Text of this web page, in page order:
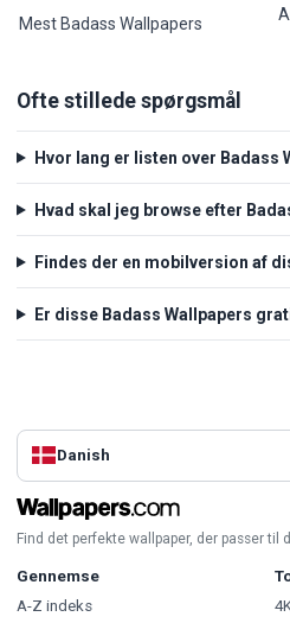
Mest Badass Wallpapers
Ofte stillede spørgsmål
Hvor lang er listen over Badass
Hvad skal jeg browse efter
Findes der en mobilversion af
Er disse Badass Wallpapers
Danish
Find det perfekte wallpaper, der passer til
Gennemse
A-Z indeks